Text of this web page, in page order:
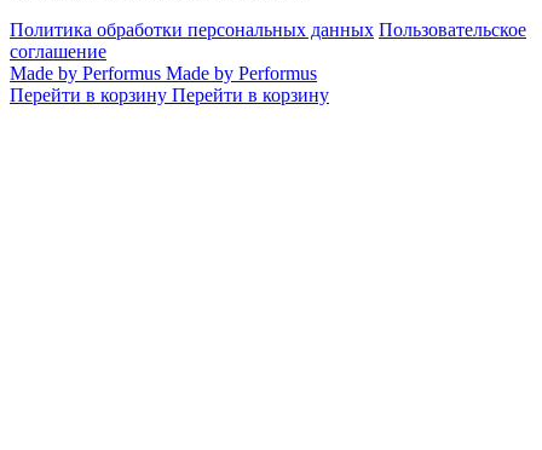
Политика обработки персональных данных Пользовательское
соглашение
Made by Performus Made by Performus
Перейти в корзину Перейти в корзину